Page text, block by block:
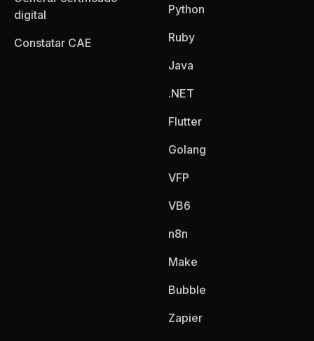
digital
Constatar CAE
Python
Ruby
Java
.NET
Flutter
Golang
VFP
VB6
n8n
Make
Bubble
Zapier